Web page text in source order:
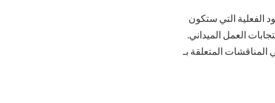
الفعلية التي ستكون
العمل الميداني.
المتعلقة بـ